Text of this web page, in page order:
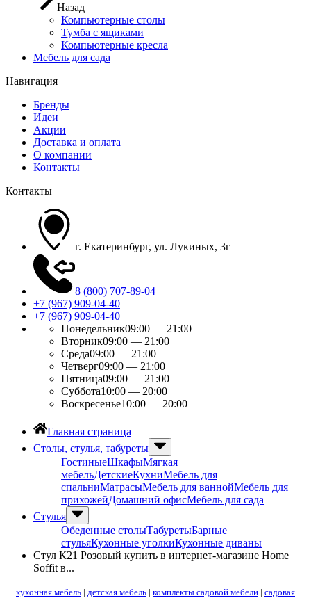
Назад
Компьютерные столы
Тумба с ящиками
Компьютерные кресла
Мебель для сада
Навигация
Бренды
Идеи
Акции
Доставка и оплата
О компании
Контакты
Контакты
г. Екатеринбург, ул. Лукиных, 3г
8 (800) 707-89-04
+7 (967) 909-04-40
+7 (967) 909-04-40
Понедельник09:00 — 21:00
Вторник09:00 — 21:00
Среда09:00 — 21:00
Четверг09:00 — 21:00
Пятница09:00 — 21:00
Суббота10:00 — 20:00
Воскресенье10:00 — 20:00
Главная страница
Столы, стулья, табуреты
ГостиныеШкафыМягкая
мебельДетскиеКухниМебель для
спальниМатрасыМебель для ваннойМебель для
прихожейДомашний офисМебель для сада
Стулья
Обеденные столыТабуретыБарные
стульяКухонные уголкиКухонные диваны
Стул К21 Розовый купить в интернет-магазине Home
Soffit в...
кухонная мебель | детская мебель | комплекты садовой мебели | садовая